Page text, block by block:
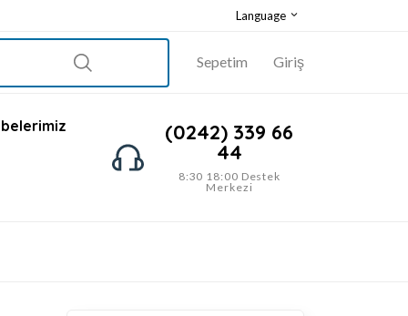
Language
Sepetim Giriş
(0242) 339 66
44
8:30 18:00 Destek
Merkezi